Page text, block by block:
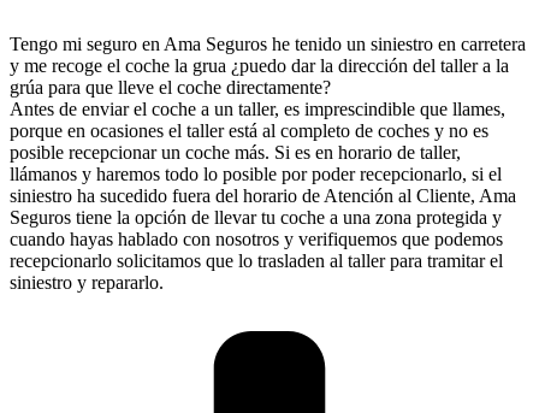
Tengo mi seguro en Ama Seguros he tenido un siniestro en carretera
y me recoge el coche la grua ¿puedo dar la dirección del taller a la
grúa para que lleve el coche directamente?
Antes de enviar el coche a un taller, es imprescindible que llames,
porque en ocasiones el taller está al completo de coches y no es
posible recepcionar un coche más. Si es en horario de taller,
llámanos y haremos todo lo posible por poder recepcionarlo, si el
siniestro ha sucedido fuera del horario de Atención al Cliente, Ama
Seguros tiene la opción de llevar tu coche a una zona protegida y
cuando hayas hablado con nosotros y verifiquemos que podemos
recepcionarlo solicitamos que lo trasladen al taller para tramitar el
siniestro y repararlo.